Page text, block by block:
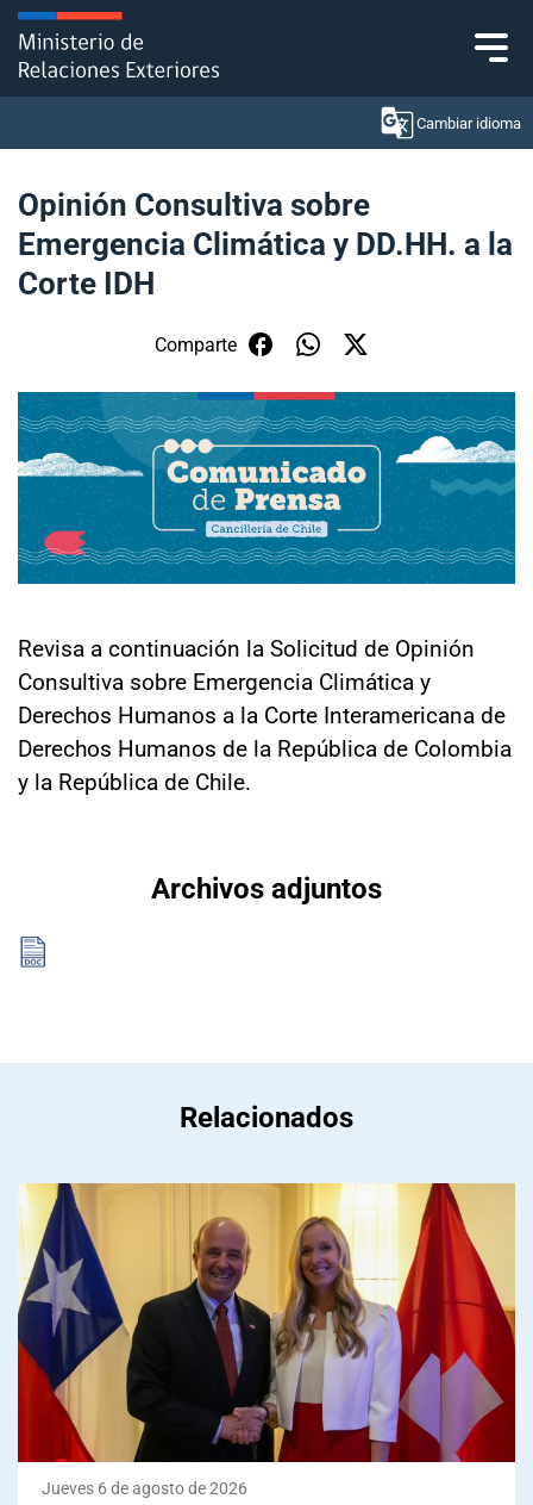
Click acá para ir directamente al contenido
Cambiar idioma
Ministerio
Política Exterior
Embajadas y consulados
Servicios ciudadanos
Subsecretaría de Relaciones Económicas
Internacionales
Sala de prensa
modo claro
Opinión Consultiva sobre
Emergencia Climática y DD.HH. a la
Corte IDH
Comparte
Revisa a continuación la Solicitud de Opinión
Consultiva sobre Emergencia Climática y
Derechos Humanos a la Corte Interamericana de
Derechos Humanos de la República de Colombia
y la República de Chile.
Archivos adjuntos
Relacionados
Jueves 6 de agosto de 2026